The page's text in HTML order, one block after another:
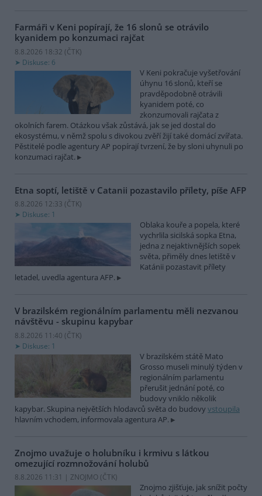
Farmáři v Keni popírají, že 16 slonů se otrávilo
kyanidem po konzumaci rajčat
8.8.2026 18:32 (ČTK)
Diskuse: 6
V Keni pokračuje vyšetřování
úhynu 16 slonů, kteří se
pravděpodobně otrávili
kyanidem poté, co
zkonzumovali rajčata z
okolních farem. Otázkou však zůstává, jak se jed dostal do
ekosystému, v němž spolu s divokou zvěří žijí také domácí zvířata.
Pěstitelé podle agentury AP popírají tvrzení, že by sloni uhynuli po
konzumaci rajčat.
Etna soptí, letiště v Catanii pozastavilo přílety, píše AFP
8.8.2026 12:33 (ČTK)
Diskuse: 1
Oblaka kouře a popela, které
vychrlila sicilská sopka Etna,
jedna z nejaktivnějších sopek
světa, přiměly dnes letiště v
Katánii pozastavit přílety
letadel, uvedla agentura AFP.
V brazilském regionálním parlamentu měli nezvanou
návštěvu - skupinu kapybar
8.8.2026 11:40 (ČTK)
Diskuse: 1
V brazilském státě Mato
Grosso museli minulý týden v
regionálním parlamentu
přerušit jednání poté, co
budovy vniklo několik
kapybar. Skupina největších hlodavců světa do budovy vstoupila
hlavním vchodem, informovala agentura AP.
Znojmo uvažuje o holubníku i krmivu s látkou
omezující rozmnožování holubů
8.8.2026 11:31 | ZNOJMO (ČTK)
Znojmo zjišťuje, jak snížit počty